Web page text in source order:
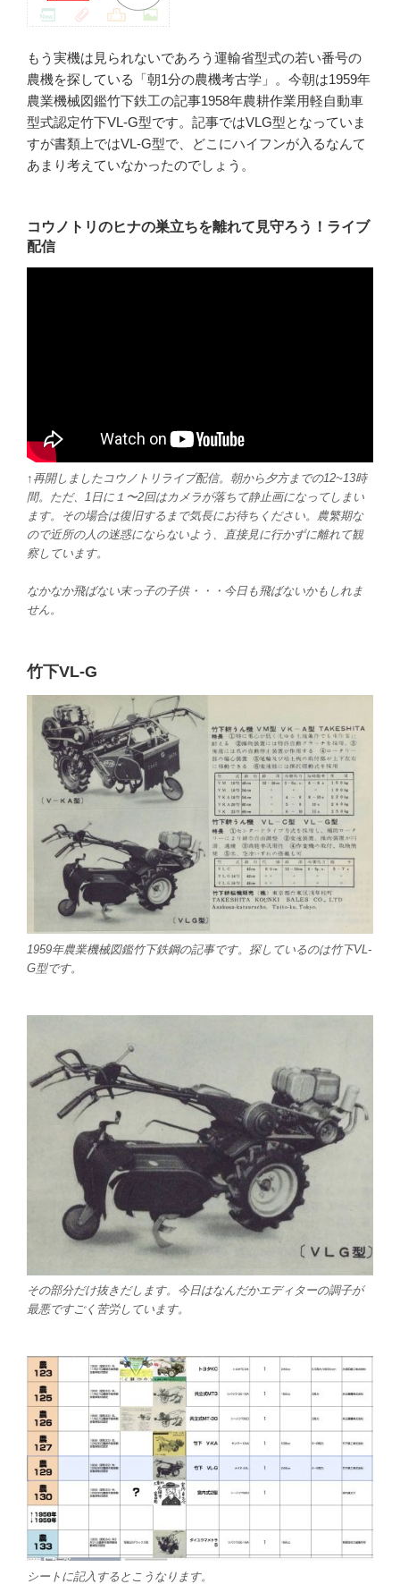
もう実機は見られないであろう運輸省型式の若い番号の
農機を探している「朝1分の農機考古学」。今朝は1959年
農業機械図鑑竹下鉄工の記事1958年農耕作業用軽自動車
型式認定竹下VL-G型です。記事ではVLG型となっていま
すが書類上ではVL-G型で、どこにハイフンが入るなんて
あまり考えていなかったのでしょう。
コウノトリのヒナの巣立ちを離れて見守ろう！ライブ
配信
↑再開しましたコウノトリライブ配信。朝から夕方までの12~13時
間。ただ、1日に１〜2回はカメラが落ちて静止画になってしまい
ます。その場合は復旧するまで気長にお待ちください。農繁期な
ので近所の人の迷惑にならないよう、直接見に行かずに離れて観
察しています。
なかなか飛ばない末っ子の子供・・・今日も飛ばないかもしれま
せん。
竹下VL-G
1959年農業機械図鑑竹下鉄鋼の記事です。探しているのは竹下VL-
G型です。
その部分だけ抜きだします。今日はなんだかエディターの調子が
最悪ですごく苦労しています。
シートに記入するとこうなります。